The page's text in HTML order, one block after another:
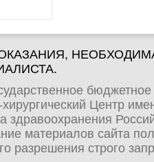
Центр
здравоохранения
материалов сайта
разрешения строго